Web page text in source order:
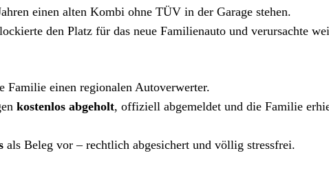
einen alten Kombi ohne TÜV in der Garage stehen.
den Platz für das neue Familienauto und verursachte
einen regionalen Autoverwerter.
kostenlos abgeholt, offiziell abgemeldet und die Familie
als Beleg vor – rechtlich abgesichert und völlig stressfrei.